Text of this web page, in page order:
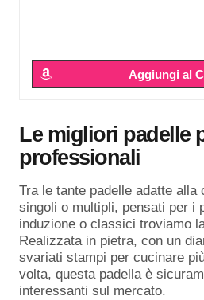
Aggiungi al
Le migliori padelle
professionali
Tra le tante padelle adatte alla
singoli o multipli, pensati per i
induzione o classici troviamo
Realizzata in pietra, con un
svariati stampi per cucinare
volta, questa padella è
interessanti sul mercato.